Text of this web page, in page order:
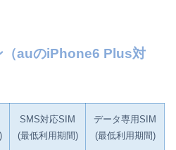
（auのiPhone6 Plus対
SMS対応SIM
(最低利用期間)
データ専用SIM
(最低利用期間)